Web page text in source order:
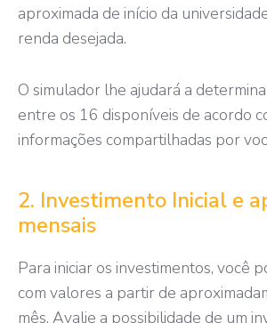
aproximada de início da
renda desejada.
O simulador lhe ajudará a
entre os 16 disponíveis de acordo
informações compartilhadas por
2. Investimento Inicial e
mensais
Para iniciar os investimentos, você
com valores a partir de
mês. Avalie a possibilidade de um